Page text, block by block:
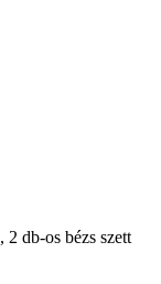
2 db-os bézs szett